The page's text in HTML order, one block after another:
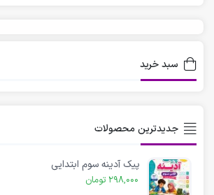
سبد خرید
جدیدترین محصولات
پیک آدینه سوم ابتدایی
298,000 تومان